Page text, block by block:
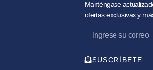
Manténgase
ofertas exclusivas y
SUSCRÍBETE